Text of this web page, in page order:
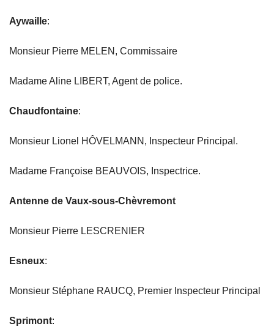
Aywaille:
Monsieur Pierre MELEN, Commissaire
Madame Aline LIBERT, Agent de police.
Chaudfontaine:
Monsieur Lionel HÔVELMANN, Inspecteur Principal.
Madame Françoise BEAUVOIS, Inspectrice.
Antenne de Vaux-sous-Chèvremont
Monsieur Pierre LESCRENIER
Esneux:
Monsieur Stéphane RAUCQ, Premier Inspecteur Principal
Sprimont: